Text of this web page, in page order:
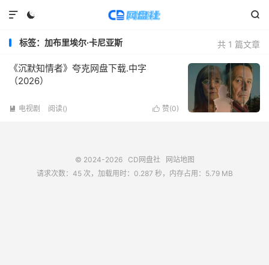
 

共 1 篇文章
标签：加布里埃尔·卡尼亚斯
《沉默知情者》夸克网盘下载.中字
（2026）
 赞(0)
 电视剧 阅读()
© 2024-2026 CD网盘社
网站地图
请求次数：45 次，加载用时：0.287 秒，内存占用：5.79 MB